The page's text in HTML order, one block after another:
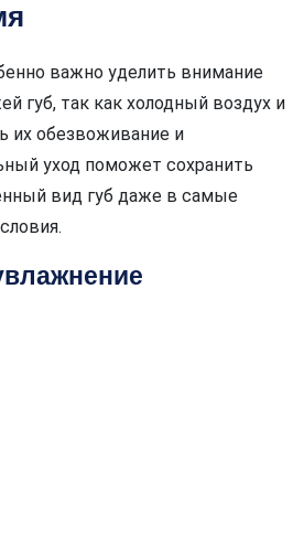
важно уделить внимание
губ, так как холодный воздух и
их обезвоживание и
уход поможет сохранить
вид губ даже в самые